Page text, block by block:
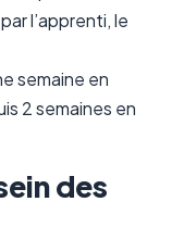
l’apprenti, le
semaine en
2 semaines en
des